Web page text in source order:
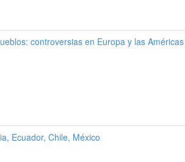
controversias en Europa y las Américas
Ecuador, Chile, México